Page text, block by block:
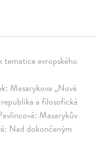
tematice evropského
Masarykova „Nová
a filosofická
Masarykův
Nad dokončeným